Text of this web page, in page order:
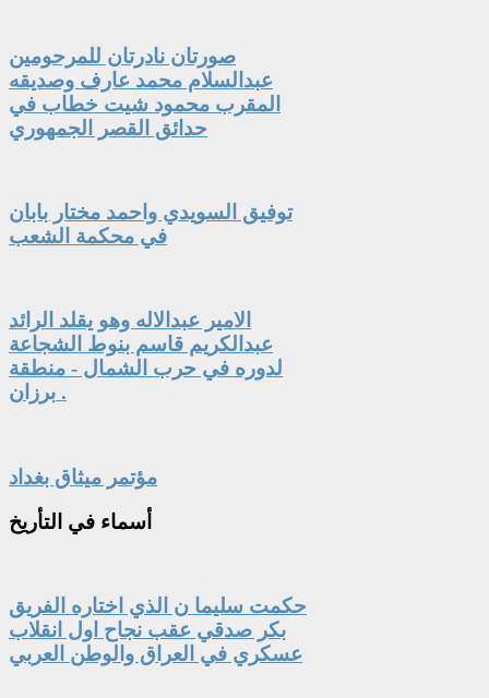
صورتان نادرتان للمرحومين
عبدالسلام محمد عارف وصديقه
المقرب محمود شيت خطاب في
حدائق القصر الجمهوري
توفيق السويدي واحمد مختار بابان
في محكمة الشعب
الامير عبدالاله وهو يقلد الرائد
عبدالكريم قاسم بنوط الشجاعة
لدوره في حرب الشمال - منطقة
برزان .
مؤتمر ميثاق بغداد
أسماء في التأريخ
حكمت سليما ن الذي اختاره الفريق
بكر صدقي عقب نجاح اول انقلاب
عسكري في العراق والوطن العربي